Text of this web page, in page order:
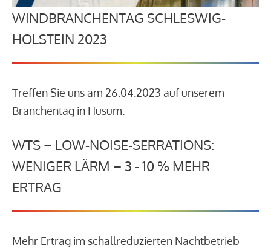
WINDBRANCHENTAG SCHLESWIG-
HOLSTEIN 2023
Treffen Sie uns am 26.04.2023 auf unserem
Branchentag in Husum.
WTS – LOW-NOISE-SERRATIONS:
WENIGER LÄRM – 3 - 10 % MEHR
ERTRAG
Mehr Ertrag im schallreduzierten Nachtbetrieb